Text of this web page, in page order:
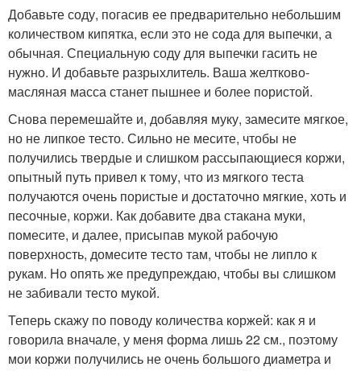
Добавьте соду, погасив ее предварительно небольшим
количеством кипятка, если это не сода для выпечки, а
обычная. Специальную соду для выпечки гасить не
нужно. И добавьте разрыхлитель. Ваша желтково-
масляная масса станет пышнее и более пористой.
Снова перемешайте и, добавляя муку, замесите мягкое,
но не липкое тесто. Сильно не месите, чтобы не
получились твердые и слишком рассыпающиеся коржи,
опытный путь привел к тому, что из мягкого теста
получаются очень пористые и достаточно мягкие, хоть и
песочные, коржи. Как добавите два стакана муки,
помесите, и далее, присыпав мукой рабочую
поверхность, домесите тесто там, чтобы не липло к
рукам. Но опять же предупреждаю, чтобы вы слишком
не забивали тесто мукой.
Теперь скажу по поводу количества коржей: как я и
говорила вначале, у меня форма лишь 22 см., поэтому
мои коржи получились не очень большого диаметра и